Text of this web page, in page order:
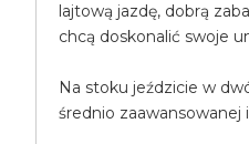
lajtową jazdę, dobrą
chcą doskonalić swoje
Na stoku jeździcie w
średnio zaawansowanej